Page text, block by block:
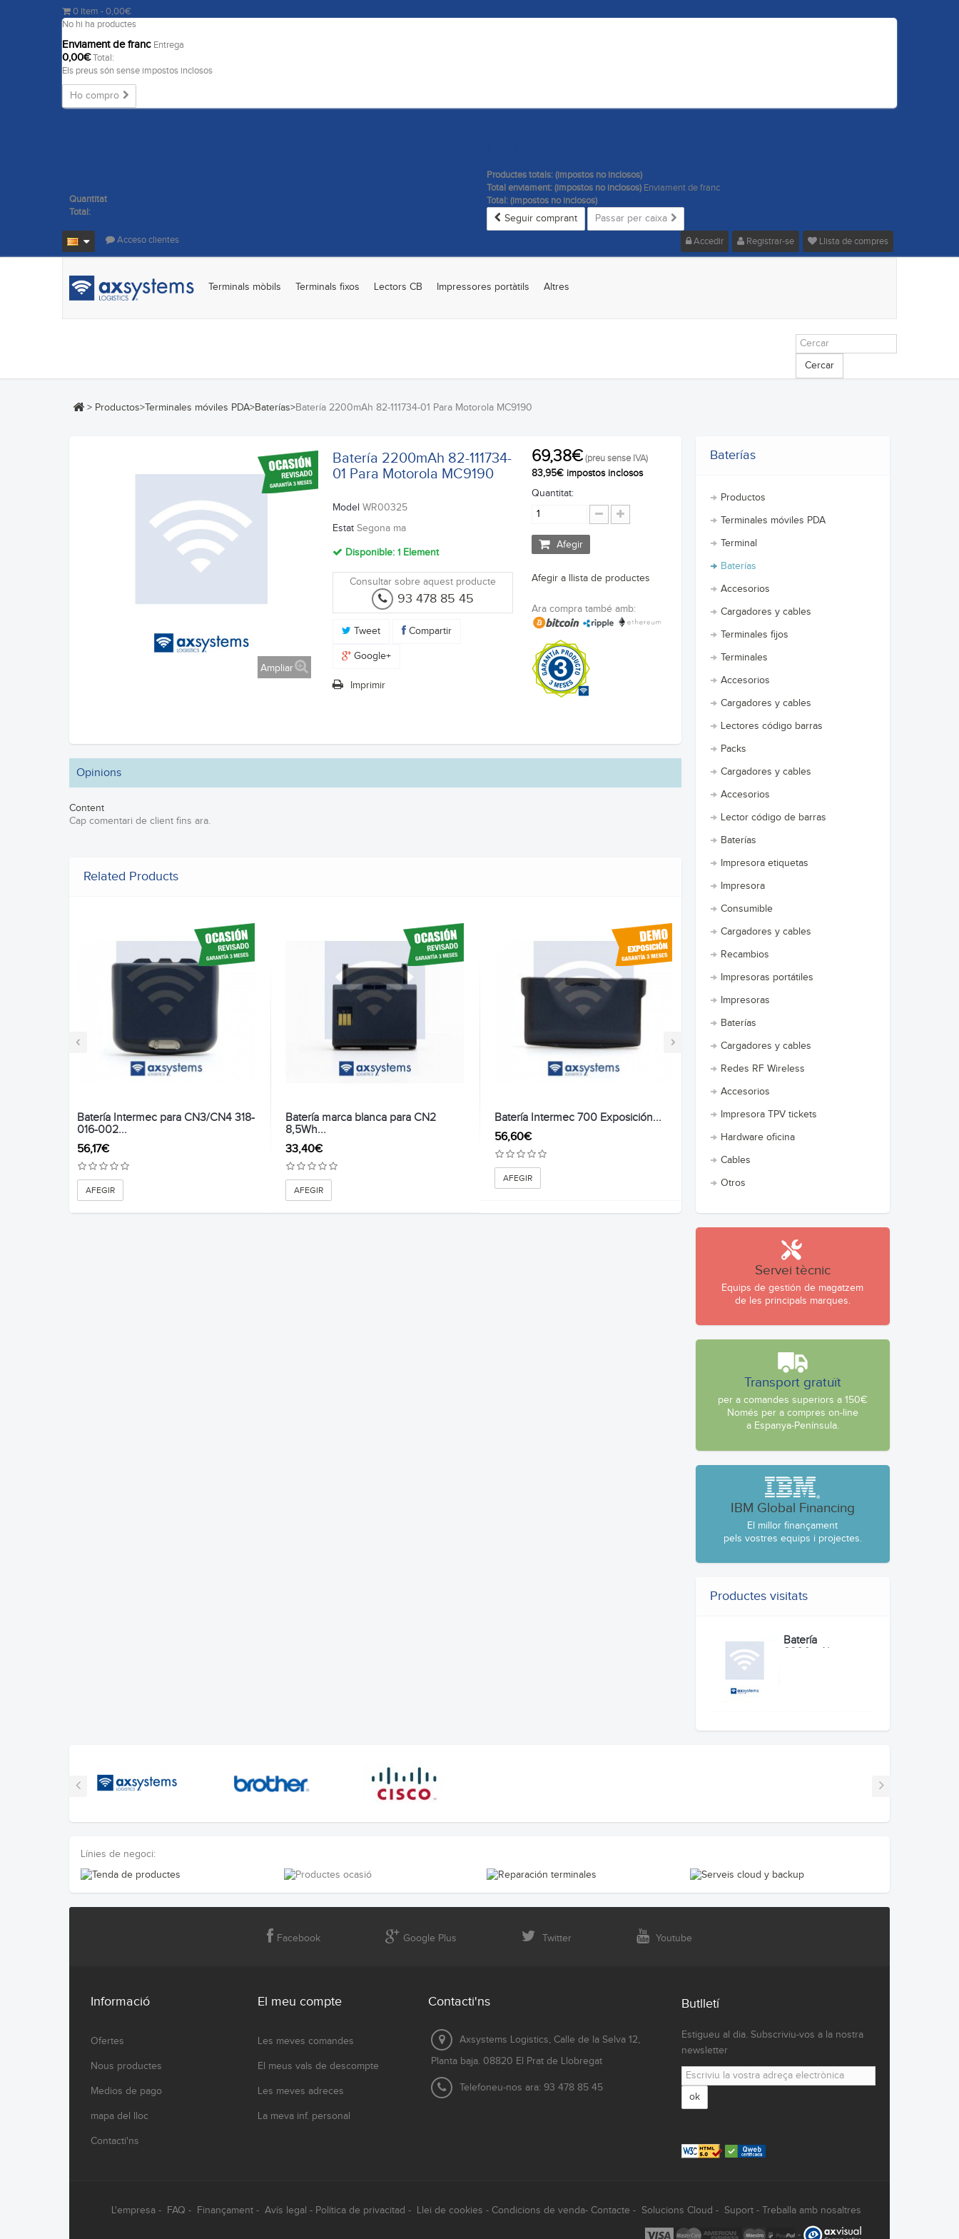
0 Item - 0,00€
No hi ha productes
Enviament de franc Entrega
0,00€Total:
Els preus són sense impostos inclosos
Ho compro
Quantitat
Total:
Productes totals: (impostos no inclosos)
Total enviament: (impostos no inclosos) Enviament de franc
Total: (impostos no inclosos)
Seguir comprant
Passar per caixa
Accedir
Registrar-se Llista de compres
Acceso clientes
Terminals mòbils Terminals fixos Lectors CB Impressores portàtils Altres
Cercar
> Productos>Terminales móviles PDA>Baterías>Batería 2200mAh 82-111734-01 Para Motorola MC9190
Ampliar
Batería 2200mAh 82-111734-
01 Para Motorola MC9190
Model WR00325
Estat Segona ma
Disponible: 1 Element
Consultar sobre aquest producte
93 478 85 45
Tweet Compartir
Google+
Imprimir
69,38€(preu sense IVA)
83,95€ impostos inclosos
Quantitat:
Afegir
Afegir a llista de productes
Ara compra també amb:
Opinions
Content
Cap comentari de client fins ara.
Related Products
‹ ›
Batería Intermec para CN3/CN4 318-
016-002...
56,17€
AFEGIR
Batería marca blanca para CN2
8,5Wh...
33,40€
AFEGIR
Batería Intermec 700 Exposición...
56,60€
AFEGIR
Baterías
Productos
Terminales móviles PDA
Terminal
Baterías
Accesorios
Cargadores y cables
Terminales fijos
Terminales
Accesorios
Cargadores y cables
Lectores código barras
Packs
Cargadores y cables
Accesorios
Lector código de barras
Baterías
Impresora etiquetas
Impresora
Consumible
Cargadores y cables
Recambios
Impresoras portátiles
Impresoras
Baterías
Cargadores y cables
Redes RF Wireless
Accesorios
Impresora TPV tickets
Hardware oficina
Cables
Otros
Servei tècnic
Equips de gestión de magatzem
de les principals marques.
Transport gratuït
per a comandes superiors a 150€
Només per a compres on-line
a Espanya-Península.
IBM Global Financing
El millor finançament
pels vostres equips i projectes.
Productes visitats
Batería
2200mAh...
Línies de negoci:
Facebook Google Plus Twitter Youtube
Informació
Ofertes
Nous productes
Medios de pago
mapa del lloc
Contacti'ns
El meu compte
Les meves comandes
El meus vals de descompte
Les meves adreces
La meva inf. personal
Contacti'ns
Axsystems Logistics, Calle de la Selva 12,
Planta baja. 08820 El Prat de Llobregat
Telefoneu-nos ara: 93 478 85 45
Butlletí
Estigueu al dia. Subscriviu-vos a la nostra
newsletter
ok
L'empresa - FAQ - Finançament - Avís legal - Política de privacitad - Llei de cookies - Condicions de venda- Contacte - Solucions Cloud - Suport - Treballa amb nosaltres
-